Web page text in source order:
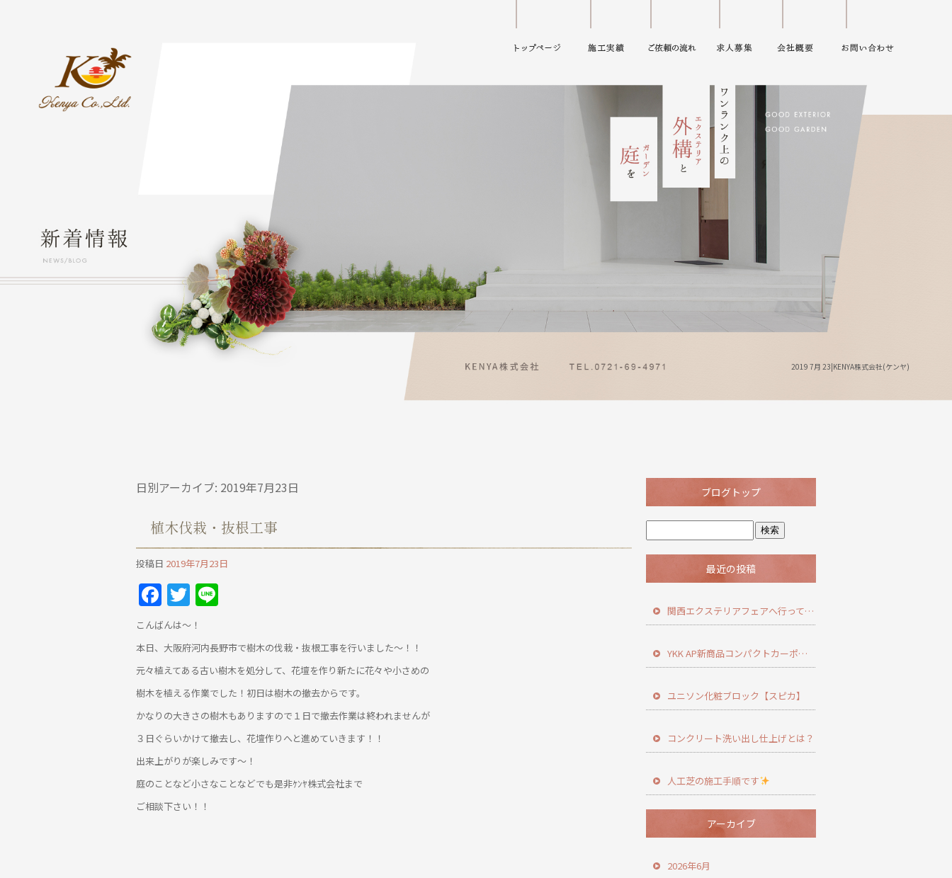
2019 7月 23|KENYA株式会社(ケンヤ)
日別アーカイブ: 2019年7月23日
植木伐栽・抜根工事
投稿日 2019年7月23日
Facebook
Twitter
こんばんは～！
本日、大阪府河内長野市で樹木の伐栽・抜根工事を行いました～！！
元々植えてある古い樹木を処分して、花壇を作り新たに花々や小さめの
樹木を植える作業でした！初日は樹木の撤去からです。
かなりの大きさの樹木もありますので１日で撤去作業は終われませんが
３日ぐらいかけて撤去し、花壇作りへと進めていきます！！
出来上がりが楽しみです～！
庭のことなど小さなことなどでも是非ｹﾝﾔ株式会社まで
ご相談下さい！！
ブログトップ
最近の投稿
関西エクステリアフェアへ行ってきました
YKK AP新商品コンパクトカーポート登場！
ユニソン化粧ブロック【スピカ】
コンクリート洗い出し仕上げとは？
人工芝の施工手順です
アーカイブ
2026年6月